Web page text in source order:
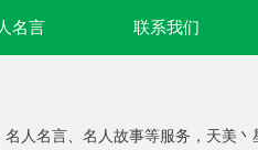
名言 联系我们
人名言、名人故事等服务，天美丶